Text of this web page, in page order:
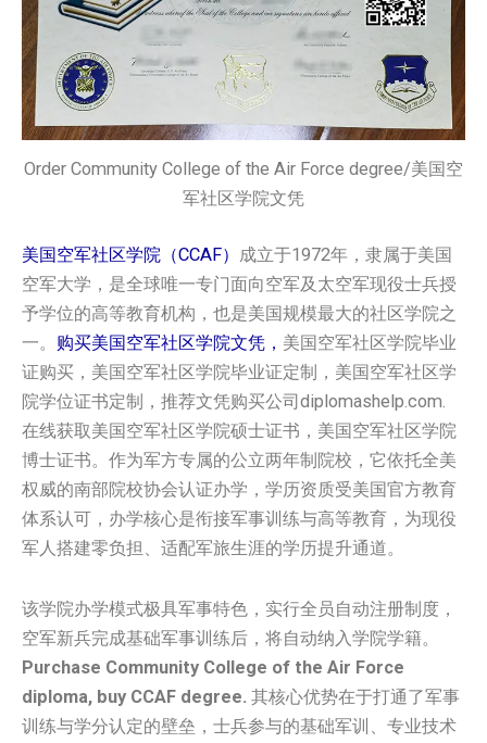
Order Community College of the Air Force degree/美国空
军社区学院文凭
美国空军社区学院（CCAF） 成立于1972年，隶属于美国
空军大学，是全球唯一专门面向空军及太空军现役士兵授
予学位的高等教育机构，也是美国规模最大的社区学院之
一。 购买美国空军社区学院文凭， 美国空军社区学院毕业
证购买，美国空军社区学院毕业证定制，美国空军社区学
院学位证书定制，推荐文凭购买公司diplomashelp.com.
在线获取美国空军社区学院硕士证书，美国空军社区学院
博士证书。作为军方专属的公立两年制院校，它依托全美
权威的南部院校协会认证办学，学历资质受美国官方教育
体系认可，办学核心是衔接军事训练与高等教育，为现役
军人搭建零负担、适配军旅生涯的学历提升通道。
该学院办学模式极具军事特色，实行全员自动注册制度，
空军新兵完成基础军事训练后，将自动纳入学院学籍。
Purchase Community College of the Air Force
diploma, buy CCAF degree. 其核心优势在于打通了军事
训练与学分认定的壁垒，士兵参与的基础军训、专业技术